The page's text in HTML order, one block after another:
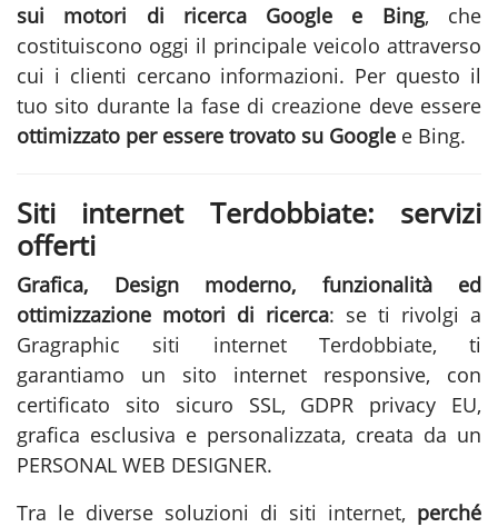
sui motori di ricerca Google e Bing, che
costituiscono oggi il principale veicolo attraverso
cui i clienti cercano informazioni. Per questo il
tuo sito durante la fase di creazione deve essere
ottimizzato per essere trovato su Google e Bing.
Siti internet Terdobbiate: servizi
offerti
Grafica, Design moderno, funzionalità ed
ottimizzazione motori di ricerca: se ti rivolgi a
Gragraphic siti internet Terdobbiate, ti
garantiamo un sito internet responsive, con
certificato sito sicuro SSL, GDPR privacy EU,
grafica esclusiva e personalizzata, creata da un
PERSONAL WEB DESIGNER.
Tra le diverse soluzioni di siti internet, perché